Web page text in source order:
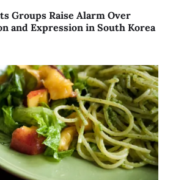
Groups Raise Alarm Over
and Expression in South Korea